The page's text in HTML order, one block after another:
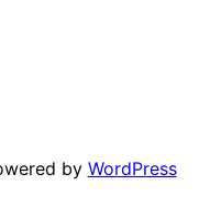
by WordPress